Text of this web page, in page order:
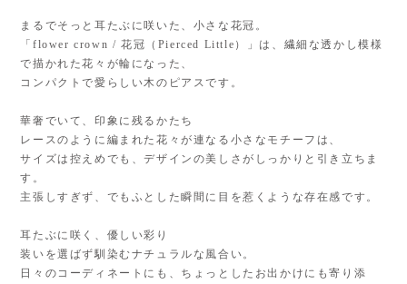
まるでそっと耳たぶに咲いた、小さな花冠。
「flower crown / 花冠（Pierced Little）」は、繊細な透かし模様
で描かれた花々が輪になった、
コンパクトで愛らしい木のピアスです。
華奢でいて、印象に残るかたち
レースのように編まれた花々が連なる小さなモチーフは、
サイズは控えめでも、デザインの美しさがしっかりと引き立ちま
す。
主張しすぎず、でもふとした瞬間に目を惹くような存在感です。
耳たぶに咲く、優しい彩り
装いを選ばず馴染むナチュラルな風合い。
日々のコーディネートにも、ちょっとしたお出かけにも寄り添